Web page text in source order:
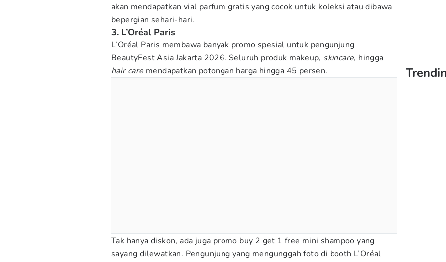
akan mendapatkan vial parfum gratis yang cocok untuk koleksi atau dibawa
bepergian sehari-hari.
3. L’Oréal Paris
L’Oréal Paris membawa banyak promo spesial untuk pengunjung
BeautyFest Asia Jakarta 2026. Seluruh produk makeup, skincare, hingga
hair care mendapatkan potongan harga hingga 45 persen.
Tak hanya diskon, ada juga promo buy 2 get 1 free mini shampoo yang
sayang dilewatkan. Pengunjung yang mengunggah foto di booth L’Oréal